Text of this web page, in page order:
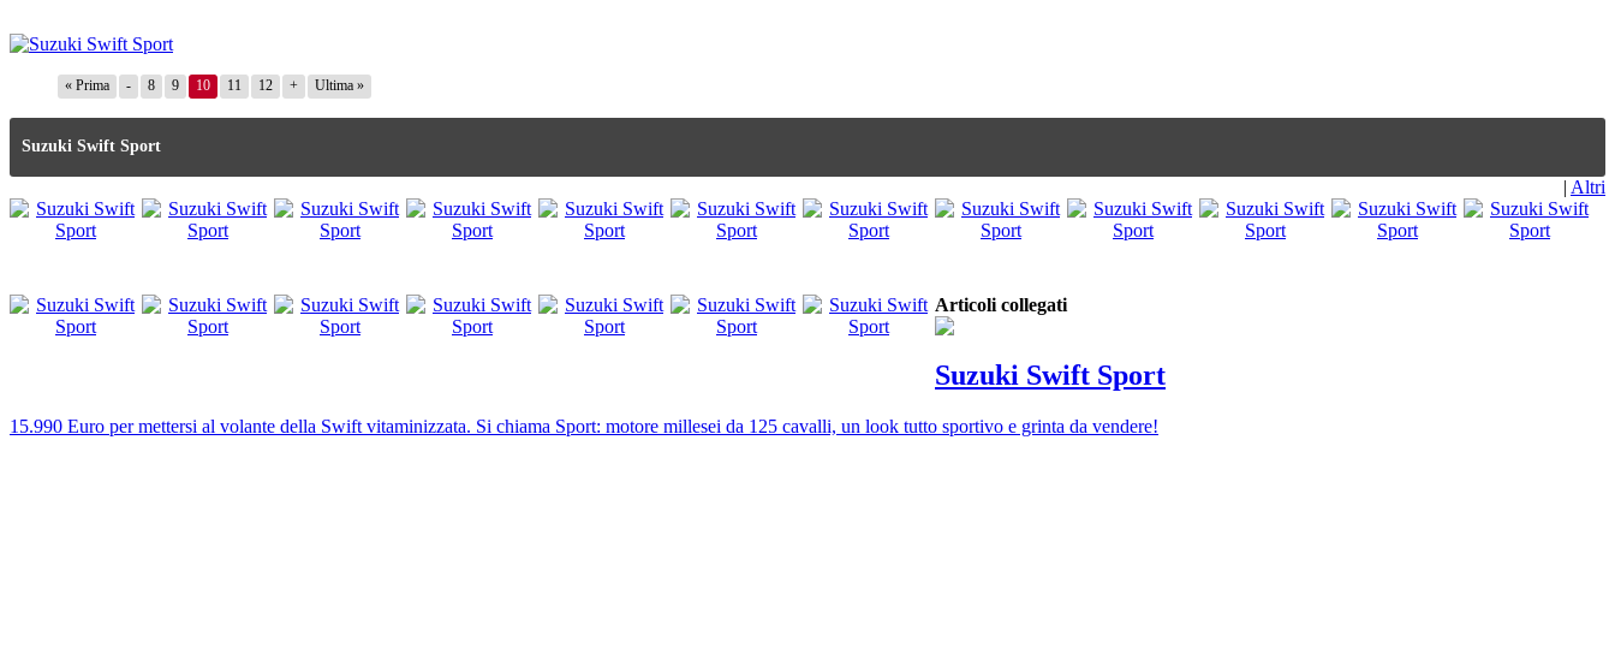
« Prima - 8 9 10 11 12 + Ultima »
Suzuki Swift Sport
| Altri
Articoli collegati
Suzuki Swift Sport
15.990 Euro per mettersi al volante della Swift vitaminizzata. Si chiama Sport: motore millesei da 125 cavalli, un look tutto sportivo e grinta da vendere!